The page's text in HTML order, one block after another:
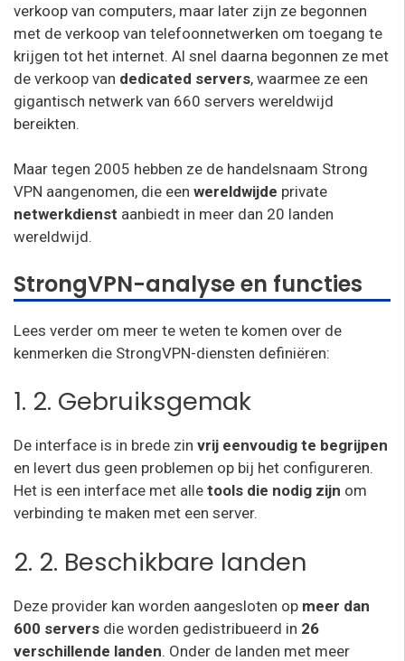
verkoop van computers, maar later zijn ze begonnen
met de verkoop van telefoonnetwerken om toegang te
krijgen tot het internet. Al snel daarna begonnen ze met
de verkoop van dedicated servers, waarmee ze een
gigantisch netwerk van 660 servers wereldwijd
bereikten.
Maar tegen 2005 hebben ze de handelsnaam Strong
VPN aangenomen, die een wereldwijde private
netwerkdienst aanbiedt in meer dan 20 landen
wereldwijd.
StrongVPN-analyse en functies
Lees verder om meer te weten te komen over de
kenmerken die StrongVPN-diensten definiëren:
1. 2. Gebruiksgemak
De interface is in brede zin vrij eenvoudig te begrijpen
en levert dus geen problemen op bij het configureren.
Het is een interface met alle tools die nodig zijn om
verbinding te maken met een server.
2. 2. Beschikbare landen
Deze provider kan worden aangesloten op meer dan
600 servers die worden gedistribueerd in 26
verschillende landen. Onder de landen met meer